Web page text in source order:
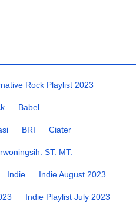
Rock Playlist 2023
Babel
BRI Ciater
ST. MT.
Indie Indie August 2023
Indie Playlist July 2023